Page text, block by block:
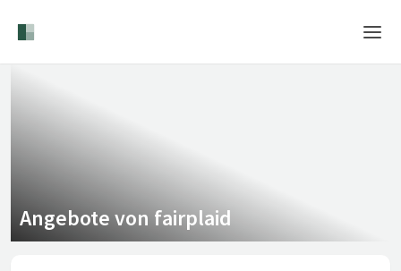
Angebote von fairplaid